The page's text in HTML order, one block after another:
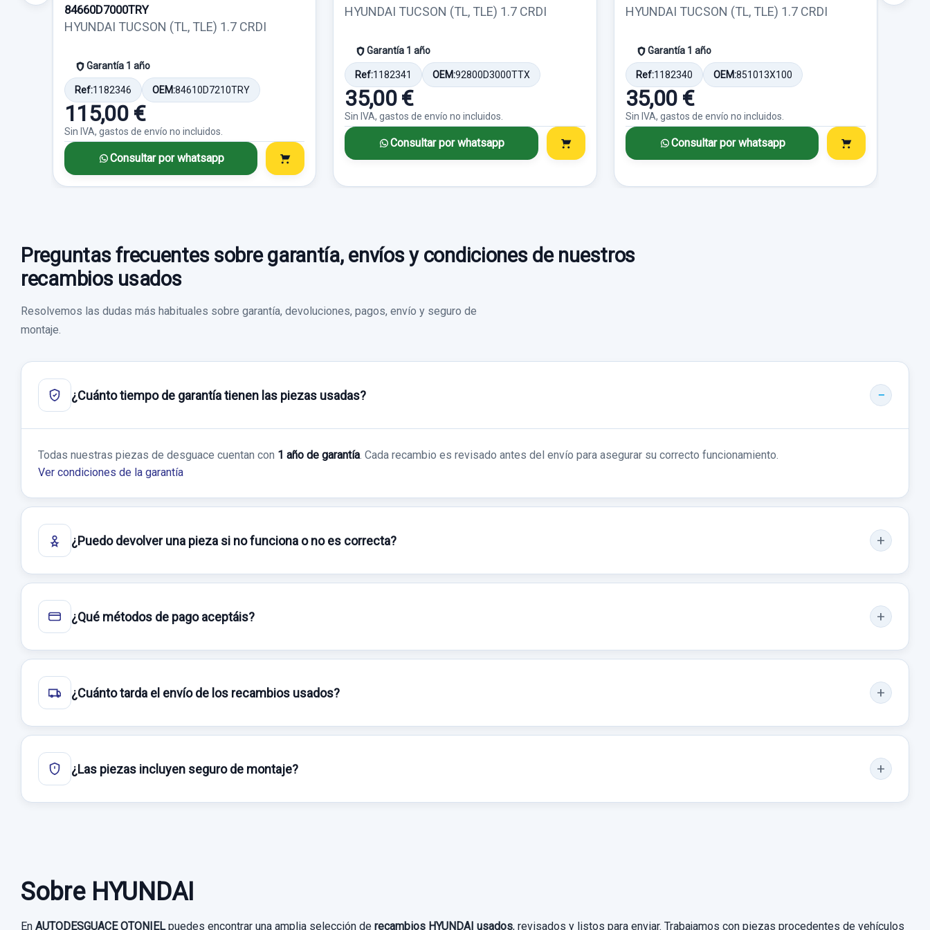
84660D7000TRY
HYUNDAI TUCSON (TL, TLE) 1.7 CRDI
Garantía 1 año
Ref:1182346 OEM:84610D7210TRY
115,00 €
Sin IVA, gastos de envío no incluidos.
Consultar por whatsapp
HYUNDAI TUCSON (TL, TLE) 1.7 CRDI
Garantía 1 año
Ref:1182341 OEM:92800D3000TTX
35,00 €
Sin IVA, gastos de envío no incluidos.
Consultar por whatsapp
HYUNDAI TUCSON (TL, TLE) 1.7 CRDI
Garantía 1 año
Ref:1182340 OEM:851013X100
35,00 €
Sin IVA, gastos de envío no incluidos.
Consultar por whatsapp
Preguntas frecuentes sobre garantía, envíos y condiciones de nuestros
recambios usados
Resolvemos las dudas más habituales sobre garantía, devoluciones, pagos, envío y seguro de
montaje.
¿Cuánto tiempo de garantía tienen las piezas usadas?
Todas nuestras piezas de desguace cuentan con 1 año de garantía. Cada recambio es revisado antes del envío para asegurar su correcto funcionamiento.
Ver condiciones de la garantía
¿Puedo devolver una pieza si no funciona o no es correcta?
¿Qué métodos de pago aceptáis?
¿Cuánto tarda el envío de los recambios usados?
¿Las piezas incluyen seguro de montaje?
Sobre HYUNDAI
En AUTODESGUACE OTONIELpuedes encontrar una amplia selección de recambios HYUNDAI usados, revisados y listos para enviar. Trabajamos con piezas procedentes de vehículos